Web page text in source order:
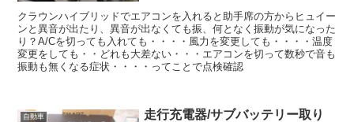
クラウンハイブリッドでエアコンを入れると助手席の方からヒュイー
ンと異音が出たり、異音が出なくても振、何となく振動が気になった
り？A/Cを切っても入れても・・・・風力を変更しても・・・・温度
変更をしても・・どれも大差ない・・・エアコンを切って数秒で音も
振動も無くなる症状・・・・ってことで点検確認
自動車
走行充電器/サブバッテリー取り